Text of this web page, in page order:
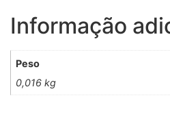
Informação
Peso
0,016 kg